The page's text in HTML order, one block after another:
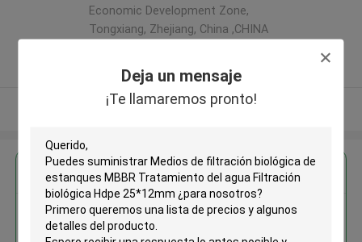
Deja un mensaje
¡Te llamaremos pronto!
Economic Development Zone,
Tongxiang, Zhejiang, China ,CHINA
Proveedor verificado
Vea más
Obtenga el mejor precio por
Medios de filtración biológica de
estanques MBBR Tratamiento